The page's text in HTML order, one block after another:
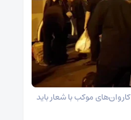
سحرگاه دوشنبه ۱۵ تیر ۱۴۰۵ کاروان‌های موکب با شعار باید